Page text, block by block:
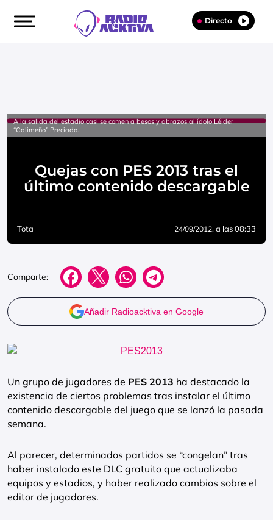
Directo
A la salida del estadio casi se comen a besos y abrazos al ídolo Léider
“Calimeño” Preciado.
Quejas con PES 2013 tras el
último contenido descargable
Tota 24/09/2012, a las 08:33
Comparte:
Añadir Radioacktiva en Google
Un grupo de jugadores de PES 2013 ha destacado la
existencia de ciertos problemas tras instalar el último
contenido descargable del juego que se lanzó la pasada
semana.
Al parecer, determinados partidos se “congelan” tras
haber instalado este DLC gratuito que actualizaba
equipos y estadios, y haber realizado cambios sobre el
editor de jugadores.